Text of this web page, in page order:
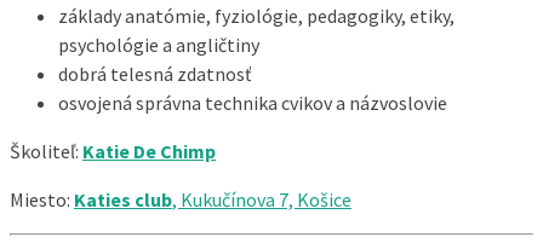
základy anatómie, fyziológie, pedagogiky, etiky,
psychológie a angličtiny
dobrá telesná zdatnosť
osvojená správna technika cvikov a názvoslovie
Školiteľ: Katie De Chimp
Miesto: Katies club, Kukučínova 7, Košice